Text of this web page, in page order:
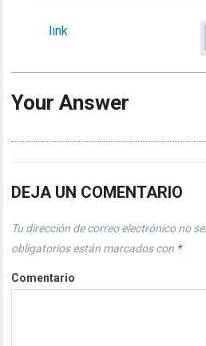
link
Your Answer
DEJA UN COMENTARIO
Tu dirección de correo electrónico no
obligatorios están marcados con *
Comentario